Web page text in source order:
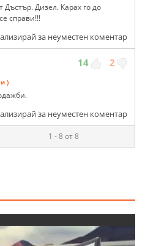
Дизел. Карах го до
справи!!!
за неуместен коментар
14 2
)
за неуместен коментар
1 - 8 от 8